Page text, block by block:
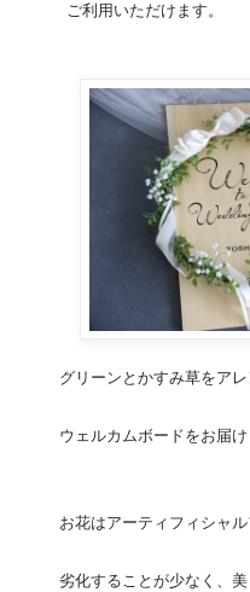
ご利用いただけます。
グリーンとかすみ草をア
ウェルカムボードをお届け
お花はアーティフィシャ
劣化することが少なく、